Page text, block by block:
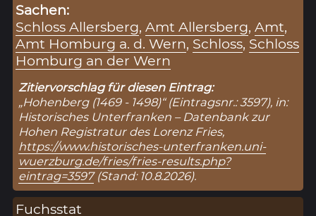
Sachen:
Schloss Allersberg,Amt Allersberg,Amt,
Amt Homburg a. d. Wern, Schloss, Schloss
Homburg an der Wern
Zitiervorschlag für diesen Eintrag:
„Hohenberg (1469 - 1498)“ (Eintragsnr.: 3597), in:
Historisches Unterfranken – Datenbank zur
Hohen Registratur des Lorenz Fries,
https://www.historisches-unterfranken.uni-
wuerzburg.de/fries/fries-results.php?
eintrag=3597(Stand: 10.8.2026).
Fuchsstat